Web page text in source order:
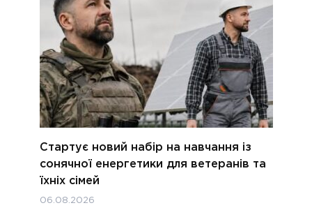
Стартує новий набір на навчання із
сонячної енергетики для ветеранів та
їхніх сімей
06.08.2026